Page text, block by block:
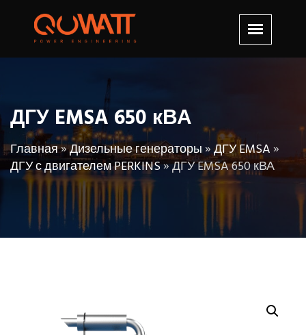
ДГУ EMSA 650 кВА
Главная»Дизельные генераторы»ДГУ EMSA»
ДГУ с двигателем PERKINS»ДГУ EMSA 650 кВА